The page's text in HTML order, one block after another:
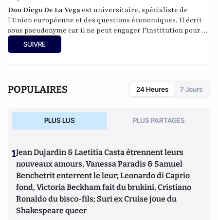
Don Diego De La Vega est universitaire, spécialiste de
l'Union européenne et des questions économiques. Il écrit
sous pseudonyme car il ne peut engager l’institution pour
laquelle il travaille.
SUIVRE
POPULAIRES 24 Heures 7 Jours
PLUS LUS PLUS PARTAGES
1Jean Dujardin & Laetitia Casta étrennent leurs
nouveaux amours, Vanessa Paradis & Samuel
Benchetrit enterrent le leur; Leonardo di Caprio
fond, Victoria Beckham fait du brukini, Cristiano
Ronaldo du bisco-fils; Suri ex Cruise joue du
Shakespeare queer